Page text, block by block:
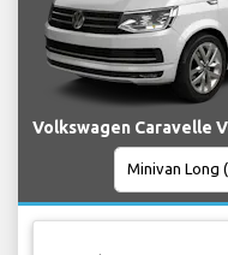
Volkswagen Caravelle